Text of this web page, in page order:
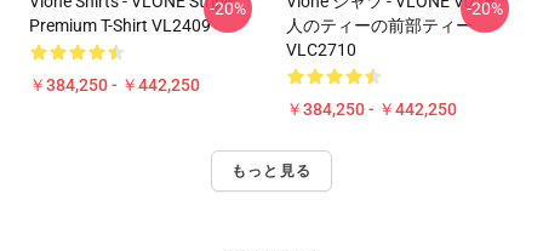
Premium T-Shirt VL2409
￥384,250 - ￥442,250
-20%
人のティーの前部ティー
VLC2710
￥384,250 - ￥442,250
-20%
もっと見る